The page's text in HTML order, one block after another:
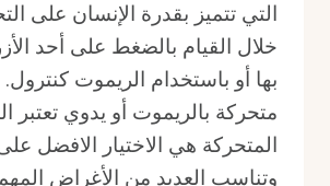
التي تتميز بقدرة الإنسان على
خلال القيام بالضغط على أحد
بها أو باستخدام الريموت
متحركة بالريموت أو يدوي تعتبر
المتحركة هي الاختيار الافضل
وتناسب العديد من الأغراض